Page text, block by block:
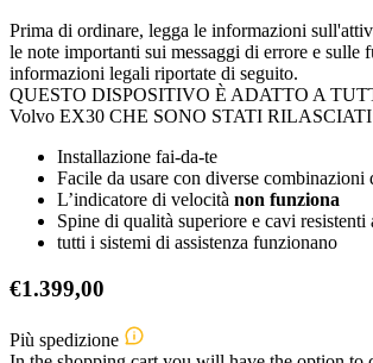
Prima di ordinare, legga le informazioni
le note importanti sui messaggi di errore e sulle
informazioni legali riportate di seguito.
QUESTO DISPOSITIVO È ADATTO A
Volvo EX30 CHE SONO STATI
Installazione fai-da-te
Facile da usare con diverse combinazioni
L’indicatore di velocità non funziona
Spine di qualità superiore e cavi resistenti
tutti i sistemi di assistenza funzionano
€1.399,00
Più spedizione